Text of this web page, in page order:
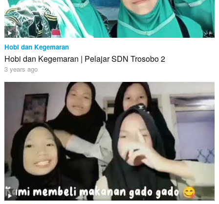
Hobi dan Kegemaran
Hobi dan Kegemaran | Pelajar SDN Trosobo 2
3 years ago